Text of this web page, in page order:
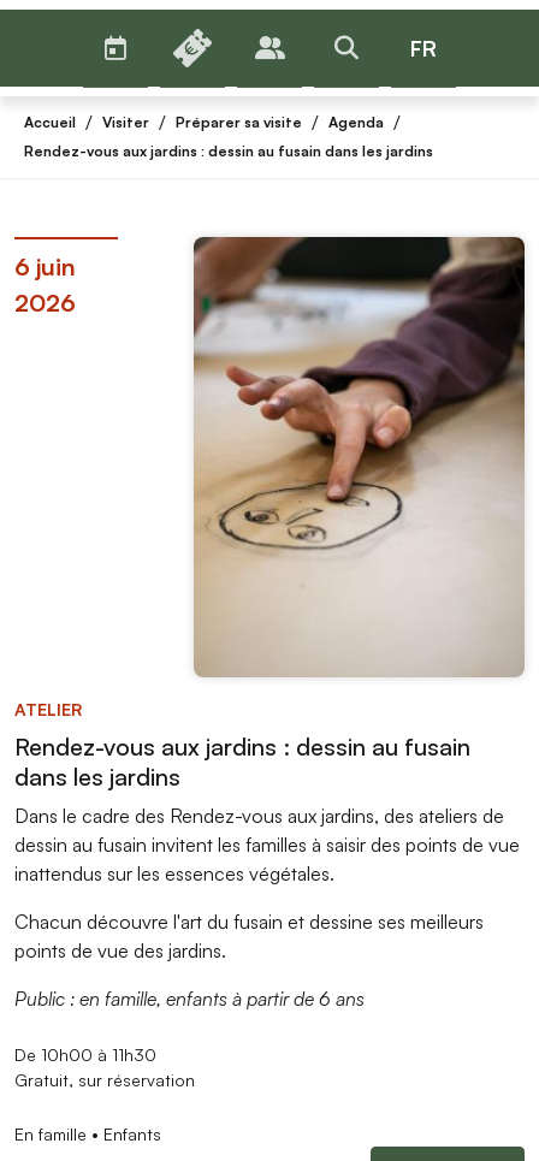
BILLETTERIE
PUBLICS >RECHERCHER
FR
Accueil / Visiter / Préparer sa visite / Agenda /
Rendez-vous aux jardins : dessin au fusain dans les jardins
6 juin
2026
ATELIER
Rendez-vous aux jardins : dessin au fusain
dans les jardins
Dans le cadre des Rendez-vous aux jardins, des ateliers de
dessin au fusain invitent les familles à saisir des points de vue
inattendus sur les essences végétales.
Chacun découvre l'art du fusain et dessine ses meilleurs
points de vue des jardins.
Public : en famille, enfants à partir de 6 ans
De 10h00 à 11h30
Gratuit, sur réservation
En famille • Enfants